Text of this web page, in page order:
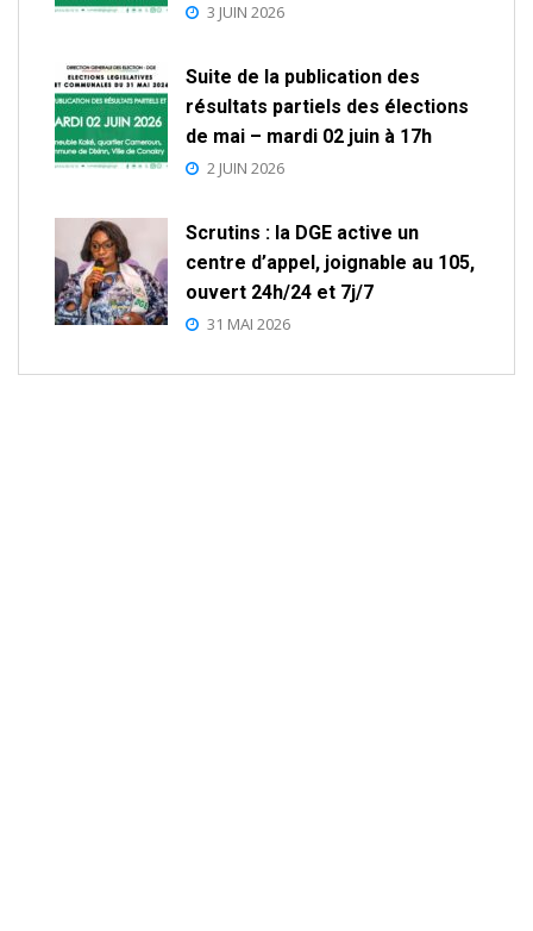
3 JUIN 2026
Suite de la publication des
résultats partiels des élections
de mai – mardi 02 juin à 17h
2 JUIN 2026
Scrutins : la DGE active un
centre d’appel, joignable au 105,
ouvert 24h/24 et 7j/7
31 MAI 2026